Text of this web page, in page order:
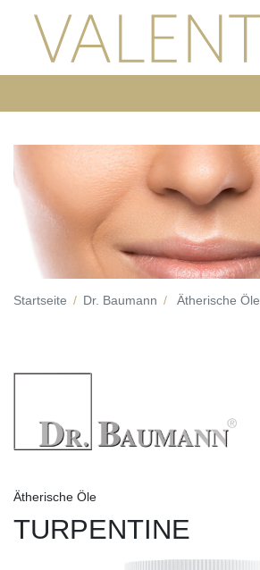
Startseite Dr. Baumann Ätherische Öle
Ätherische Öle
TURPENTINE